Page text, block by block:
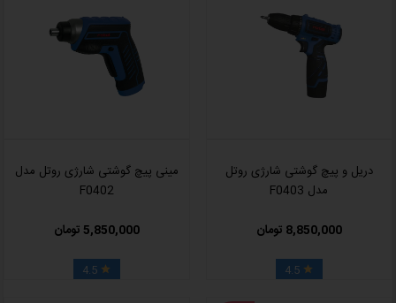
دریل و پیچ گوشتی شارژی روتل
مدل F0403
8,850,000 تومان

4.5
مینی پیچ گوشتی شارژی روتل مدل
F0402
5,850,000 تومان
